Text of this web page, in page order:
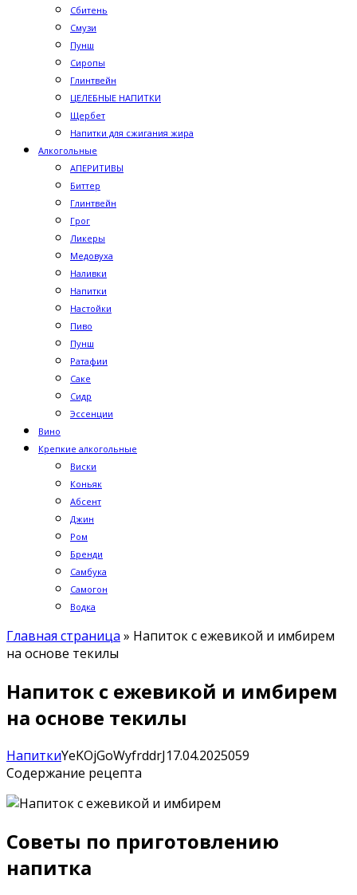
Сбитень
Смузи
Пунш
Сиропы
Глинтвейн
ЦЕЛЕБНЫЕ НАПИТКИ
Щербет
Напитки для сжигания жира
Алкогольные
АПЕРИТИВЫ
Биттер
Глинтвейн
Грог
Ликеры
Медовуха
Наливки
Напитки
Настойки
Пиво
Пунш
Ратафии
Саке
Сидр
Эссенции
Вино
Крепкие алкогольные
Виски
Коньяк
Абсент
Джин
Ром
Бренди
Самбука
Самогон
Водка
Главная страница » Напиток с ежевикой и имбирем
на основе текилы
Напиток с ежевикой и имбирем
на основе текилы
НапиткиYeKOjGoWyfrddrJ17.04.2025059
Содержание рецепта
Советы по приготовлению
напитка